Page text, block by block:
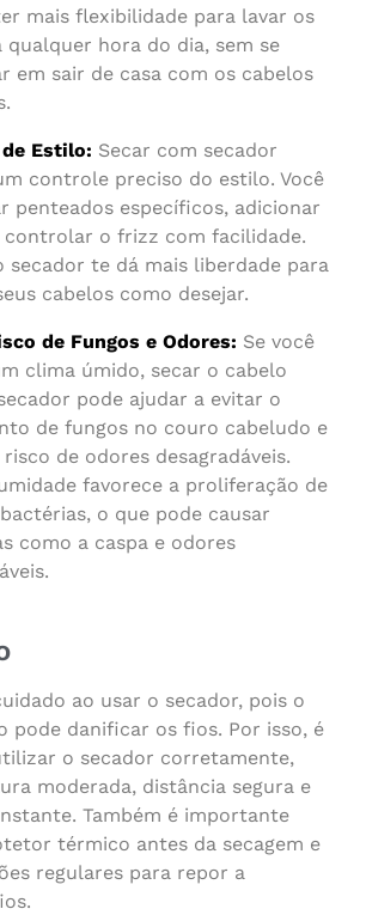
mais flexibilidade para lavar os
qualquer hora do dia, sem se
em sair de casa com os cabelos
Estilo: Secar com secador
controle preciso do estilo. Você
penteados específicos, adicionar
controlar o frizz com facilidade.
secador te dá mais liberdade para
cabelos como desejar.
de Fungos e Odores: Se você
clima úmido, secar o cabelo
pode ajudar a evitar o
de fungos no couro cabeludo e
de odores desagradáveis.
favorece a proliferação de
o que pode causar
como a caspa e odores
ao usar o secador, pois o
pode danificar os fios. Por isso, é
o secador corretamente,
moderada, distância segura e
Também é importante
térmico antes da secagem e
regulares para repor a